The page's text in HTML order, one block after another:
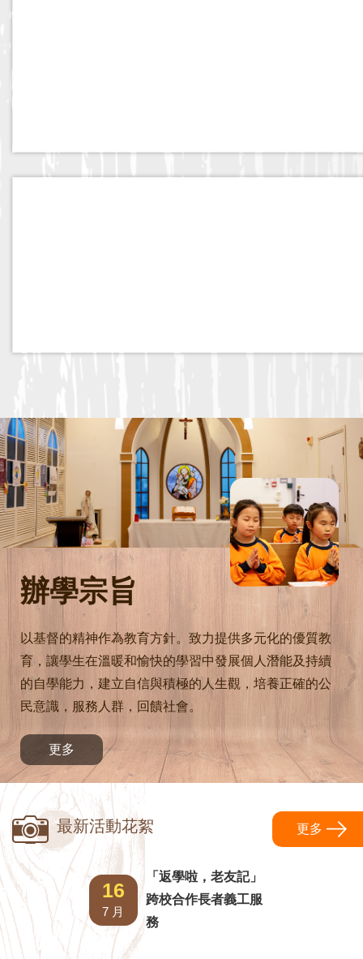
辦學宗旨
以基督的精神作為教育方針。致力提供多元化的優質教
育，讓學生在溫暖和愉快的學習中發展個人潛能及持續
的自學能力，建立自信與積極的人生觀，培養正確的公
民意識，服務人群，回饋社會。
更多
最新活動花絮
16
7 月
「返學啦，老友記」
跨校合作長者義工服
務
更多